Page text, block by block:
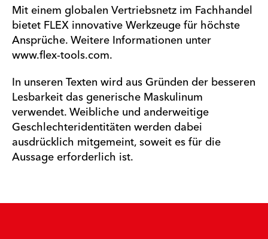
Mit einem globalen Vertriebsnetz im Fachhandel
bietet FLEX innovative Werkzeuge für höchste
Ansprüche. Weitere Informationen unter
www.flex-tools.com.
In unseren Texten wird aus Gründen der besseren
Lesbarkeit das generische Maskulinum
verwendet. Weibliche und anderweitige
Geschlechteridentitäten werden dabei
ausdrücklich mitgemeint, soweit es für die
Aussage erforderlich ist.